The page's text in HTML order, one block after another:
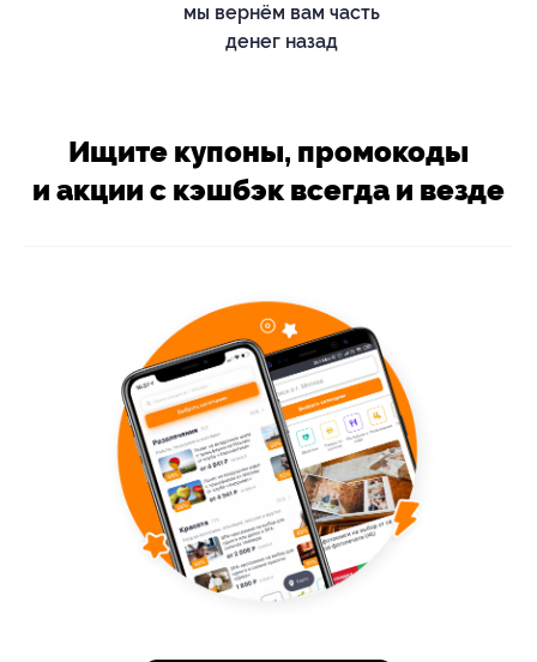
мы вернём вам часть
денег назад
Ищите купоны, промокоды
и акции с кэшбэк всегда и везде